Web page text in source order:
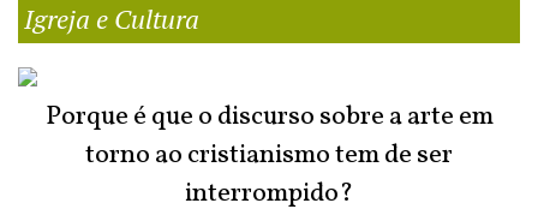
Igreja e Cultura
Porque é que o discurso sobre a arte em
torno ao cristianismo tem de ser
interrompido?